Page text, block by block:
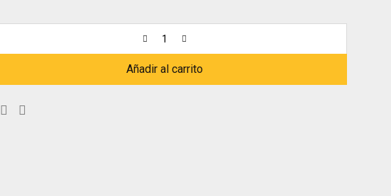
Añadir al carrito